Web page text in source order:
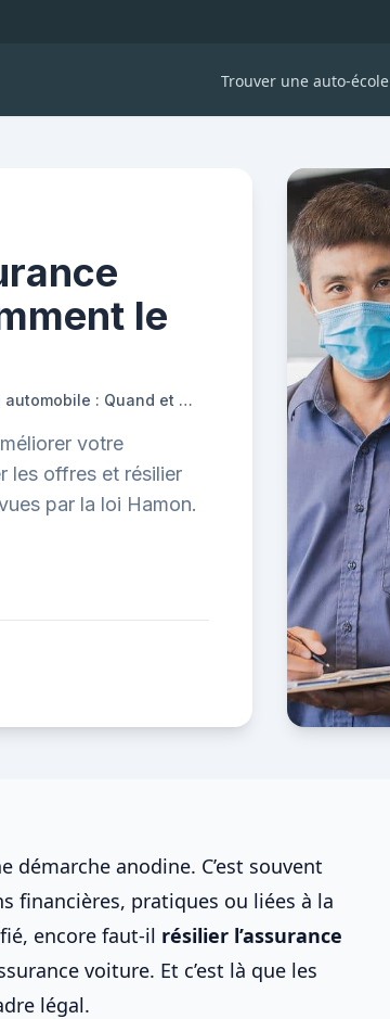
Trouver une auto-école
le
Comment changer d'assurance automobile : Quand et comment le faire ?
votre
les offres et résilier
par la loi Hamon.
démarche anodine. C’est souvent
financières, pratiques ou liées à la
encore faut-il résilier l’assurance
voiture. Et c’est là que les
légal.